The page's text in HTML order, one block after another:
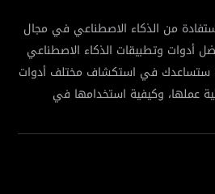
من الذكاء الاصطناعي في مجال
أدوات وتطبيقات الذكاء الاصطناعي
ستساعدك في استكشاف مختلف أدوات
عملها، وكيفية استخدامها في
التي يعتمد عليها المسوقون
بدقة متناهية، وصولاً إلى